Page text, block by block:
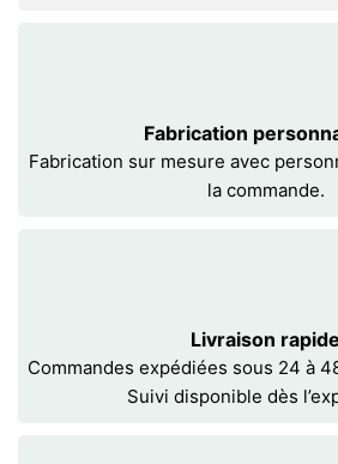
Fabrication
Fabrication sur mesure avec
la commande.
Livraison rapide
Commandes expédiées sous 24 à
Suivi disponible dès